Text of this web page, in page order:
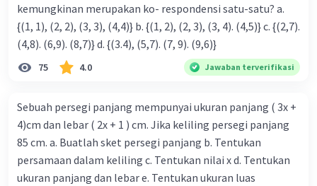
kemungkinan merupakan ko- respondensi satu-satu? a.
{(1, 1), (2, 2), (3, 3), (4,4)} b. {(1, 2), (2, 3), (3, 4). (4,5)} c. {(2,7).
(4,8). (6,9). (8,7)} d. {(3.4), (5,7). (7, 9). (9,6)}
75 4.0 Jawaban terverifikasi
Sebuah persegi panjang mempunyai ukuran panjang ( 3x +
4)cm dan lebar ( 2x + 1 ) cm. Jika keliling persegi panjang
85 cm. a. Buatlah sket persegi panjang b. Tentukan
persamaan dalam keliling c. Tentukan nilai x d. Tentukan
ukuran panjang dan lebar e. Tentukan ukuran luas